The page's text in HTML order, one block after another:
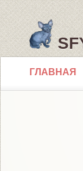
ГЛАВНАЯ